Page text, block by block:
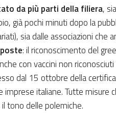
dapiù parti della filiera,
già pochi minuti dopo la
sia dalle associazioni che
: il riconoscimento del
con vaccini non
dal 15 ottobre della
italiane. Tutte misure
tono delle polemiche.